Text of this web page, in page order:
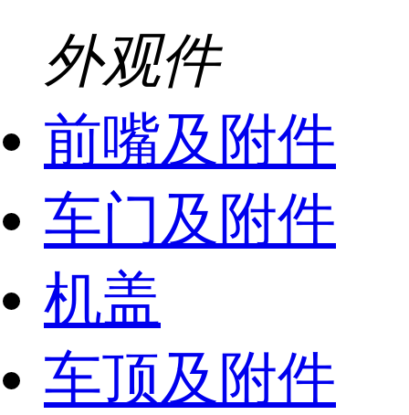
外观件
前嘴及附件
车门及附件
机盖
车顶及附件